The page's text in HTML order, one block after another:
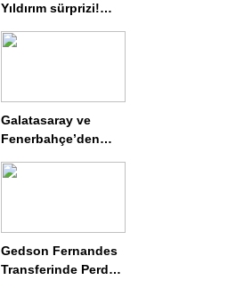
Yıldırım sürprizi!
kararını verdi!
Galatasaray ve
Fenerbahçe’den
Artırımı Hamlesi:
Anlama Geliyor?
Gedson Fernandes
Transferinde Perde